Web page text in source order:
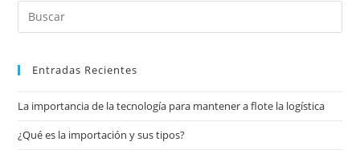
Entradas Recientes
La importancia de la tecnología para mantener a flote la logística
¿Qué es la importación y sus tipos?